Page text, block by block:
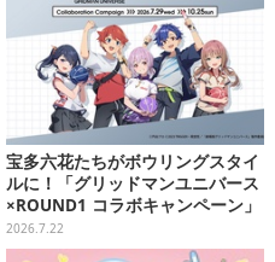
宝多六花たちがボウリングスタイ
ルに！「グリッドマンユニバース
×ROUND1 コラボキャンペーン」
開催決定、企画やグッズ販売を実
施
2026.7.22